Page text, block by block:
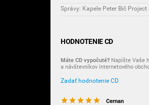
Správy: Kapele Peter Bič
HODNOTENIE CD
Máte CD vypočuté? Napíšte Vaše
a návštevníkov internetového
Zadať hodnotenie CD
Cernan